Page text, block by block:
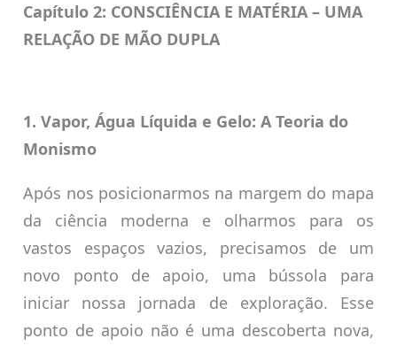
Capítulo 2: CONSCIÊNCIA E MATÉRIA – UMA
RELAÇÃO DE MÃO DUPLA
1. Vapor, Água Líquida e Gelo: A Teoria do
Monismo
Após nos posicionarmos na margem do mapa
da ciência moderna e olharmos para os
vastos espaços vazios, precisamos de um
novo ponto de apoio, uma bússola para
iniciar nossa jornada de exploração. Esse
ponto de apoio não é uma descoberta nova,